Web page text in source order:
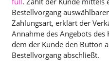
Bestellvorgang
Zahlungsart, erklärt der
Annahme des Angebots
dem der Kunde den Button
Bestellvorgang abschließt.